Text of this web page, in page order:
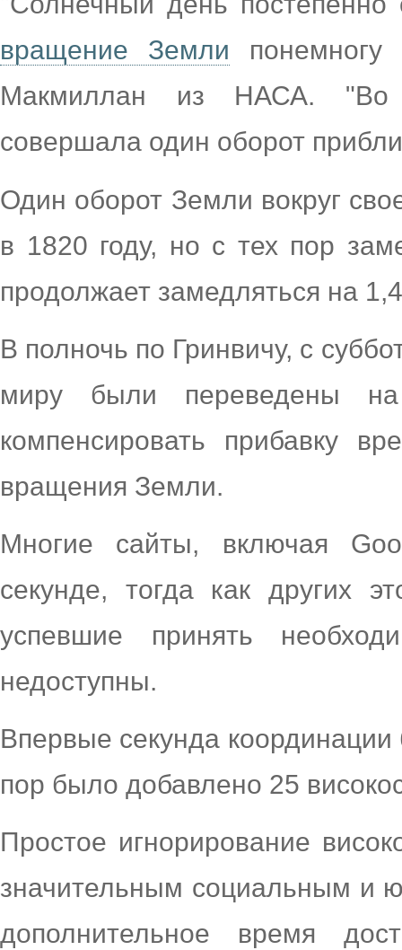
вращение Земли понемногу
Макмиллан из НАСА. "Во
совершала один оборот
Один оборот Земли вокруг
в 1820 году, но с тех пор
продолжает замедляться на
В полночь по Гринвичу, с
миру были переведены
компенсировать прибавку
вращения Земли.
Многие сайты, включая
секунде, тогда как других
успевшие принять
недоступны.
Впервые секунда
пор было добавлено 25
Простое игнорирование
значительным социальным и
дополнительное время